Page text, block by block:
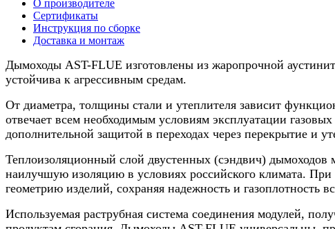
нерж.,
130/180мм,
О производителе
Сертификаты
Инструкция по сборке
Доставка и монтаж
Дымоходы AST-FLUE изготовлены из жаропрочной
устойчива к агрессивным средам.
От диаметра, толщины стали и утеплителя зависит
отвечает всем необходимым условиям эксплуатации
дополнительной защитой в переходах через перекрытие и
Теплоизоляционный слой двустенных (сэндвич)
наилучшую изоляцию в условиях российского климата. При
геометрию изделий, сохраняя надежность и газоплотность
Используемая раструбная система соединения модулей,